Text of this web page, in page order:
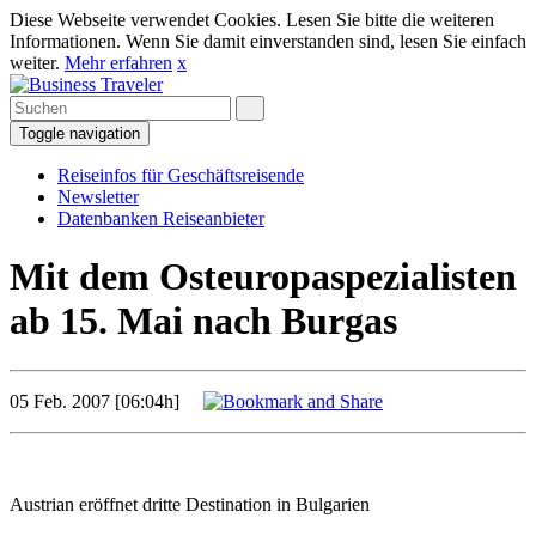
Diese Webseite verwendet Cookies. Lesen Sie bitte die weiteren
Informationen. Wenn Sie damit einverstanden sind, lesen Sie einfach
weiter. Mehr erfahren x
Toggle navigation
Reiseinfos für Geschäftsreisende
Newsletter
Datenbanken Reiseanbieter
Mit dem Osteuropaspezialisten
ab 15. Mai nach Burgas
05 Feb. 2007 [06:04h]
Austrian eröffnet dritte Destination in Bulgarien